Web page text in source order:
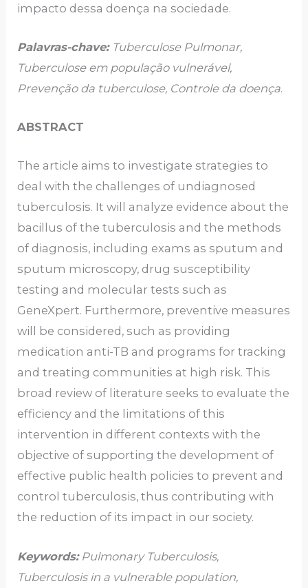
impacto dessa doença na sociedade.
Palavras-chave: Tuberculose Pulmonar,
Tuberculose em população vulnerável,
Prevenção da tuberculose, Controle da doença.
ABSTRACT
The article aims to investigate strategies to
deal with the challenges of undiagnosed
tuberculosis. It will analyze evidence about the
bacillus of the tuberculosis and the methods
of diagnosis, including exams as sputum and
sputum microscopy, drug susceptibility
testing and molecular tests such as
GeneXpert. Furthermore, preventive measures
will be considered, such as providing
medication anti-TB and programs for tracking
and treating communities at high risk. This
broad review of literature seeks to evaluate the
efficiency and the limitations of this
intervention in different contexts with the
objective of supporting the development of
effective public health policies to prevent and
control tuberculosis, thus contributing with
the reduction of its impact in our society.
Keywords:Pulmonary Tuberculosis,
Tuberculosis in a vulnerable population,